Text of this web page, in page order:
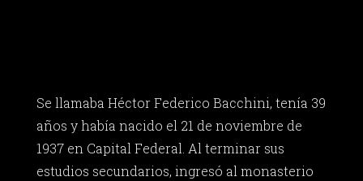
Se llamaba Héctor Federico Bacchini, tenía 39
años y había nacido el 21 de noviembre de
1937 en Capital Federal. Al terminar sus
estudios secundarios, ingresó al monasterio